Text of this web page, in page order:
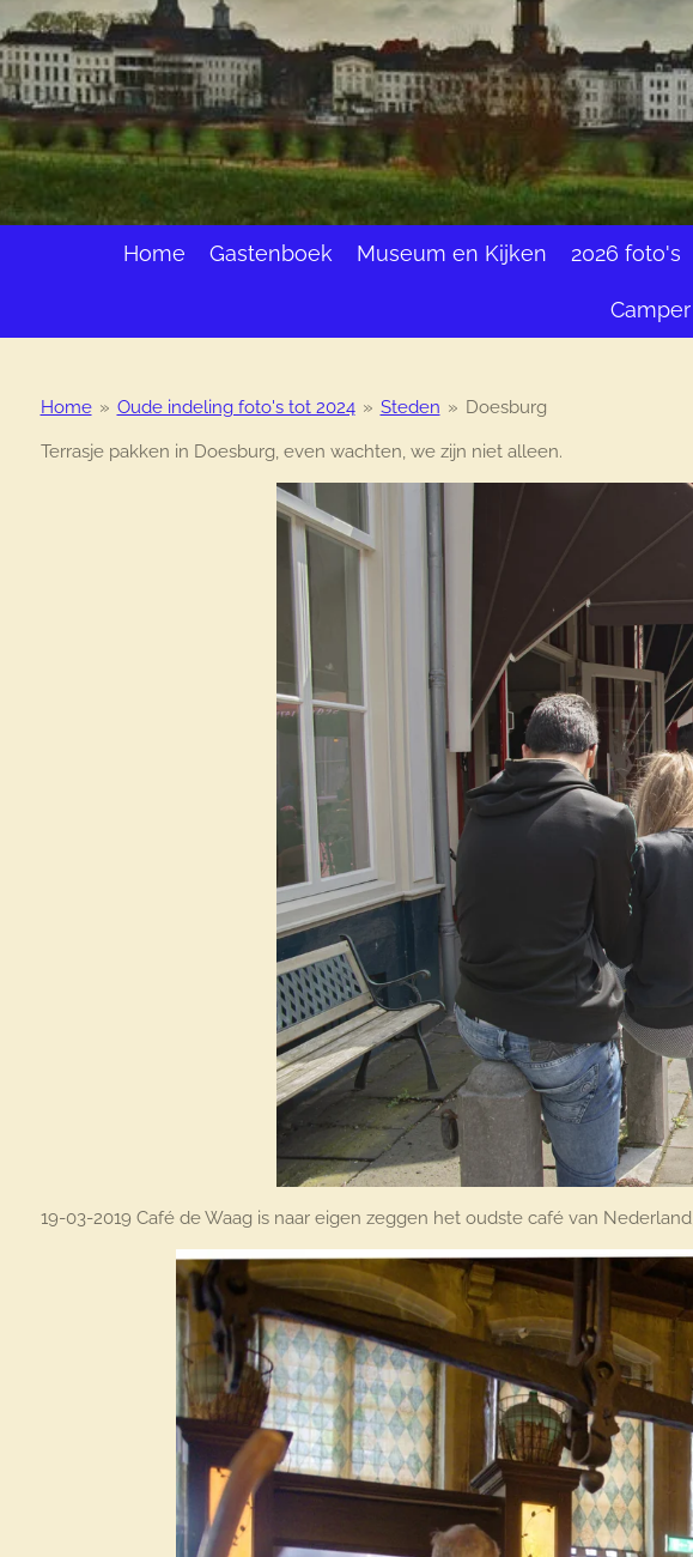
Home Gastenboek Museum en Kijken 2026 foto's
Home » Oude indeling foto's tot 2024 » Steden » Doesburg
Terrasje pakken in Doesburg, even wachten, we zijn niet alleen.
19-03-2019 Café de Waag is naar eigen zeggen het oudste café van